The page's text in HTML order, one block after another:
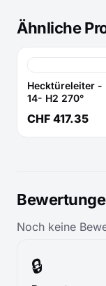
Ähnliche
Hecktüreleiter -
14- H2 270°
CHF 417.35
Noch keine
🔒